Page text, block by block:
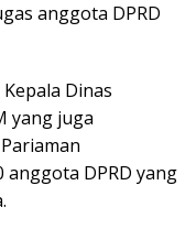
anggota DPRD
Dinas
yang juga
anggota DPRD yang